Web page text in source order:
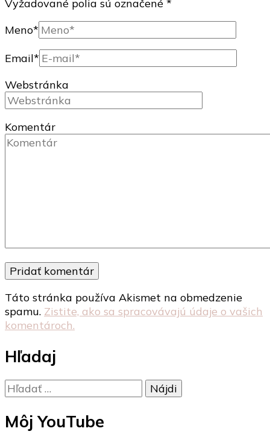
Vyžadované polia sú označené *
Meno*
Email*
Webstránka
Komentár
Táto stránka používa Akismet na obmedzenie
spamu. Zistite, ako sa spracovávajú údaje o vašich
komentároch.
Hľadaj
Hľadať:
Môj YouTube